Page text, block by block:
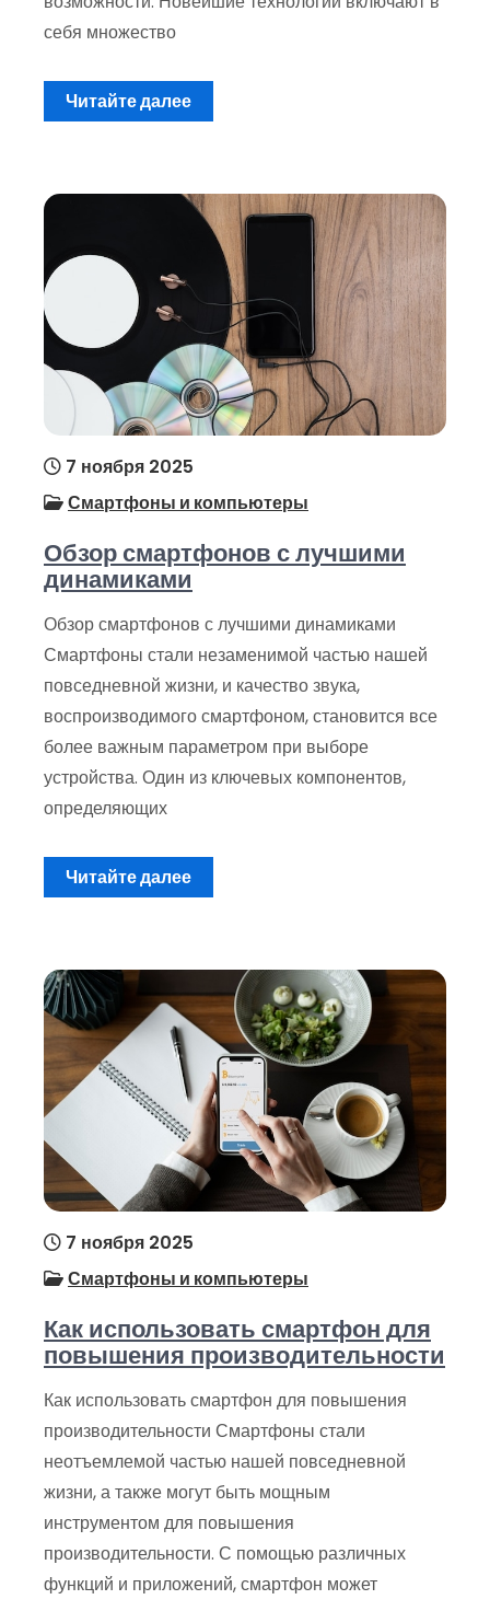
себя множество
Читайте далее
7 ноября 2025
Смартфоны и компьютеры
Обзор смартфонов с лучшими
динамиками
Обзор смартфонов с лучшими динамиками
Смартфоны стали незаменимой частью нашей
повседневной жизни, и качество звука,
воспроизводимого смартфоном, становится все
более важным параметром при выборе
устройства. Один из ключевых компонентов,
определяющих
Читайте далее
7 ноября 2025
Смартфоны и компьютеры
Как использовать смартфон для
повышения производительности
Как использовать смартфон для повышения
производительности Смартфоны стали
неотъемлемой частью нашей повседневной
жизни, а также могут быть мощным
инструментом для повышения
производительности. С помощью различных
функций и приложений, смартфон может